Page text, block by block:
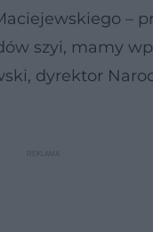
–
szyi, mamy
dyrektor